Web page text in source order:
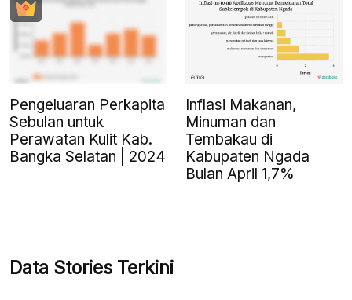
Pengeluaran Perkapita
Sebulan untuk
Perawatan Kulit Kab.
Bangka Selatan | 2024
Inflasi Makanan,
Minuman dan
Tembakau di
Kabupaten Ngada
Bulan April 1,7%
Data Stories Terkini